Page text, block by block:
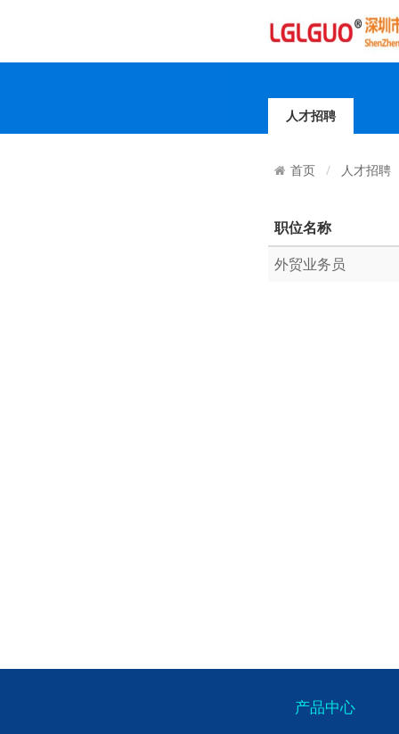
人才招聘
首页 人才招聘
职位名称
外贸业务员
产品中心